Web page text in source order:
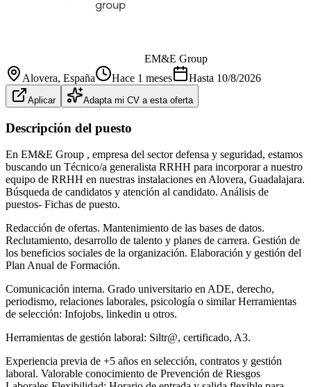
EM&E Group
Alovera, España Hace 1 meses Hasta 10/8/2026
Aplicar Adapta mi CV a esta oferta
Descripción del puesto
En EM&E Group , empresa del sector defensa y seguridad, estamos
buscando un Técnico/a generalista RRHH para incorporar a nuestro
equipo de RRHH en nuestras instalaciones en Alovera, Guadalajara.
Búsqueda de candidatos y atención al candidato. Análisis de
puestos- Fichas de puesto.
Redacción de ofertas. Mantenimiento de las bases de datos.
Reclutamiento, desarrollo de talento y planes de carrera. Gestión de
los beneficios sociales de la organización. Elaboración y gestión del
Plan Anual de Formación.
Comunicación interna. Grado universitario en ADE, derecho,
periodismo, relaciones laborales, psicología o similar Herramientas
de selección: Infojobs, linkedin u otros.
Herramientas de gestión laboral: Siltr@, certificado, A3.
Experiencia previa de +5 años en selección, contratos y gestión
laboral. Valorable conocimiento de Prevención de Riesgos